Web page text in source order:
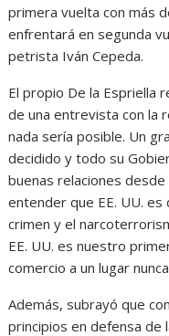
primera vuelta con más
enfrentará en segunda
petrista Iván Cepeda.
El propio De la Espriella
de una entrevista con la
nada sería posible. Un
decidido y todo su
buenas relaciones
entender que EE. UU.
crimen y el
EE. UU. es nuestro
comercio a un lugar
Además, subrayó que
principios en defensa de